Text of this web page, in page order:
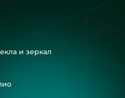
и зеркал